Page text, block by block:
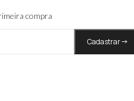
compra
Cadastrar